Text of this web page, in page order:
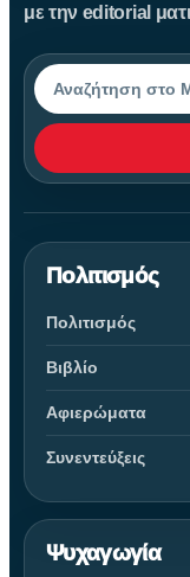
με την editorial
Αναζήτηση
Πολιτισμός
Πολιτισμός
Βιβλίο
Αφιερώματα
Συνεντεύξεις
Ψυχαγωγία